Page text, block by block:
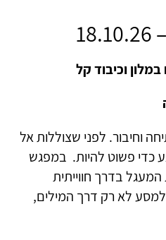
וחיבור. לפני שצוללות אל
כדי פשוט להיות. במפגש
בדרך חווייתית
לא רק דרך המילים,